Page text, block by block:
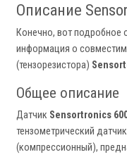
Описание
Конечно, вот подробное
информация о
(тензорезистора)
Общее описание
Датчик Sensortronics
тензометрический
(компрессионный),